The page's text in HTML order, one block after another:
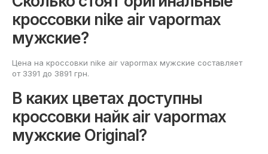
кроссовки nike air vapormax
мужские?
Цена на кроссовки nike air vapormax мужские составляет
от 3391 до 3891 грн.
В каких цветах доступны
кроссовки найк air vapormax
мужские Original?